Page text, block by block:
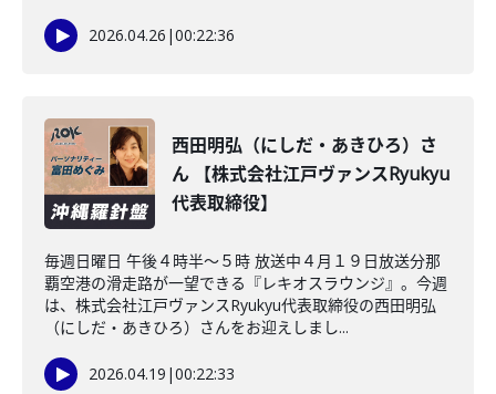
2026.04.26 |00:22:36
西田明弘（にしだ・あきひろ）さ
ん 【株式会社江戸ヴァンスRyukyu
代表取締役】
毎週日曜日 午後４時半～５時 放送中４月１９日放送分那
覇空港の滑走路が一望できる『レキオスラウンジ』。今週
は、株式会社江戸ヴァンスRyukyu代表取締役の西田明弘
（にしだ・あきひろ）さんをお迎えしまし...
2026.04.19 |00:22:33